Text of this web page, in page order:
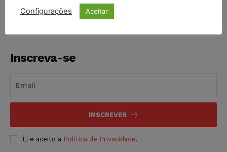
Inscreva-se
INSCREVER
Li e aceito a Política de Privacidade.
Configurações Aceitar